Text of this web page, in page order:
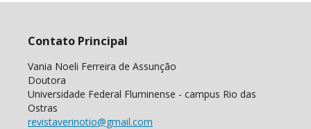
Contato Principal
Vania Noeli Ferreira de Assunção
Doutora
Universidade Federal Fluminense - campus Rio das
Ostras
revistaverinotio@gmail.com